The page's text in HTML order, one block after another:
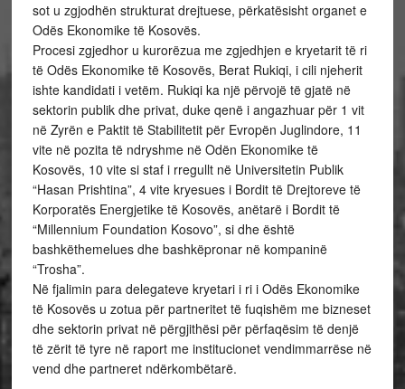
sot u zgjodhën strukturat drejtuese, përkatësisht organet e
Odës Ekonomike të Kosovës.
Procesi zgjedhor u kurorëzua me zgjedhjen e kryetarit të ri
të Odës Ekonomike të Kosovës, Berat Rukiqi, i cili njeherit
ishte kandidati i vetëm. Rukiqi ka një përvojë të gjatë në
sektorin publik dhe privat, duke qenë i angazhuar për 1 vit
në Zyrën e Paktit të Stabilitetit për Evropën Juglindore, 11
vite në pozita të ndryshme në Odën Ekonomike të
Kosovës, 10 vite si staf i rregullt në Universitetin Publik
“Hasan Prishtina”, 4 vite kryesues i Bordit të Drejtoreve të
Korporatës Energjetike të Kosovës, anëtarë i Bordit të
“Millennium Foundation Kosovo”, si dhe është
bashkëthemelues dhe bashkëpronar në kompaninë
“Trosha”.
Në fjalimin para delegateve kryetari i ri i Odës Ekonomike
të Kosovës u zotua për partneritet të fuqishëm me bizneset
dhe sektorin privat në përgjithësi për përfaqësim të denjë
të zërit të tyre në raport me institucionet vendimmarrëse në
vend dhe partneret ndërkombëtarë.